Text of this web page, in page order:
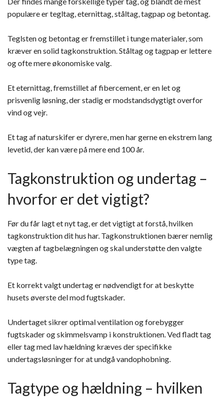
populære er tegltag, eternittag, ståltag, tagpap og betontag.
Teglsten og betontag er fremstillet i tunge materialer, som
kræver en solid tagkonstruktion. Ståltag og tagpap er lettere
og ofte mere økonomiske valg.
Et eternittag, fremstillet af fibercement, er en let og
prisvenlig løsning, der stadig er modstandsdygtigt overfor
vind og vejr.
Et tag af naturskifer er dyrere, men har gerne en ekstrem lang
levetid, der kan være på mere end 100 år.
Tagkonstruktion og undertag –
hvorfor er det vigtigt?
Før du får lagt et nyt tag, er det vigtigt at forstå, hvilken
tagkonstruktion dit hus har. Tagkonstruktionen bærer nemlig
vægten af tagbelægningen og skal understøtte den valgte
type tag.
Et korrekt valgt undertag er nødvendigt for at beskytte
husets øverste del mod fugtskader.
Undertaget sikrer optimal ventilation og forebygger
fugtskader og skimmelsvamp i konstruktionen. Ved fladt tag
eller tag med lav hældning kræves der specifikke
undertagsløsninger for at undgå vandophobning.
Tagtype og hældning – hvilken